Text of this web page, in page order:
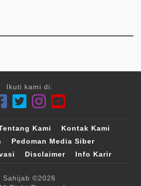
Ikuti kami di:
Kami
Kontak Kami
Pedoman Media Siber
Disclaimer Info Karir
Sahijab ©2026